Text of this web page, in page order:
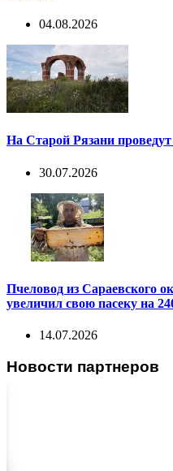
04.08.2026
На Старой Рязани
30.07.2026
Пчеловод из Сараевского
увеличил свою пасеку на
14.07.2026
Новости партнеров